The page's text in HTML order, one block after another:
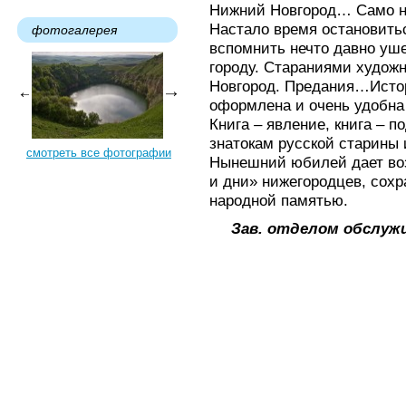
фотогалерея
смотреть все фотографии
Нижний Новгород… Само
Настало время
вспомнить нечто давно
городу. Стараниями
Новгород.
оформлена и очень удобна
Книга – явление, книга –
знатокам русской
Нынешний юбилей дает
и дни» нижегородцев,
народной памятью.
Зав. отделом